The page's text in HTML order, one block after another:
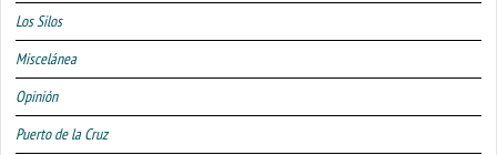
Los Silos
Miscelánea
Opinión
Puerto de la Cruz